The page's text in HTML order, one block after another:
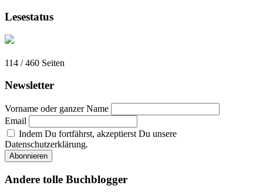
Lesestatus
114 / 460 Seiten
Newsletter
Vorname oder ganzer Name
Email
Indem Du fortfährst, akzeptierst Du unsere
Datenschutzerklärung.
Andere tolle Buchblogger